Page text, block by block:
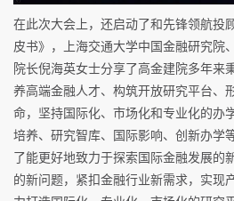
在此次大会上，还启动了和先锋领航投
皮书》，上海交通大学中国金融研究院
院长倪海英女士分享了高金建院多年来
养高端金融人才、构筑开放研究平台、
命，坚持国际化、市场化和专业化的办
培养、研究智库、国际影响、创新办学
了能更好地致力于探索国际金融发展的
的新问题，紧扣金融行业新需求，实现